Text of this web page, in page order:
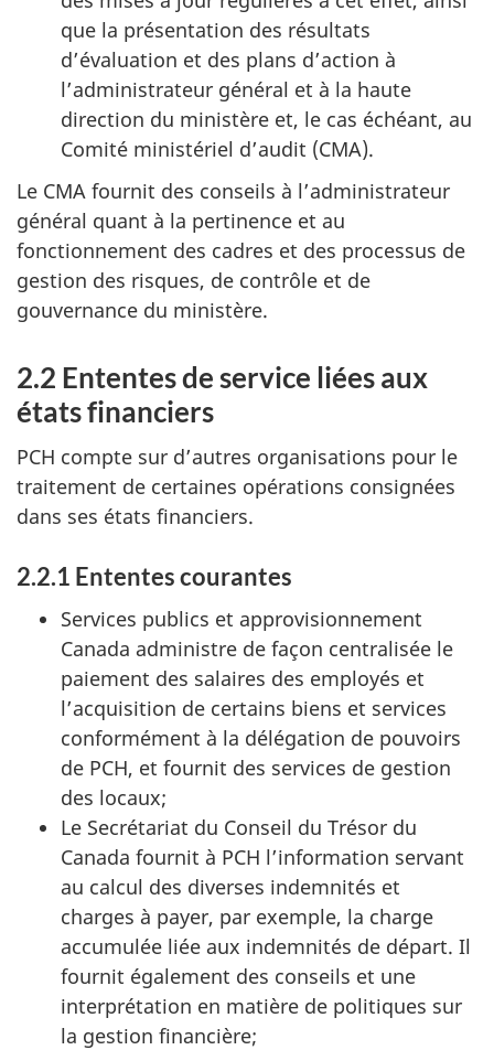
que la présentation des résultats
d’évaluation et des plans d’action à
l’administrateur général et à la haute
direction du ministère et, le cas échéant, au
Comité ministériel d’audit (CMA).
Le CMA fournit des conseils à l’administrateur
général quant à la pertinence et au
fonctionnement des cadres et des processus de
gestion des risques, de contrôle et de
gouvernance du ministère.
2.2 Ententes de service liées aux
états financiers
PCH compte sur d’autres organisations pour le
traitement de certaines opérations consignées
dans ses états financiers.
2.2.1 Ententes courantes
Services publics et approvisionnement
Canada administre de façon centralisée le
paiement des salaires des employés et
l’acquisition de certains biens et services
conformément à la délégation de pouvoirs
de PCH, et fournit des services de gestion
des locaux;
Le Secrétariat du Conseil du Trésor du
Canada fournit à PCH l’information servant
au calcul des diverses indemnités et
charges à payer, par exemple, la charge
accumulée liée aux indemnités de départ. Il
fournit également des conseils et une
interprétation en matière de politiques sur
la gestion financière;